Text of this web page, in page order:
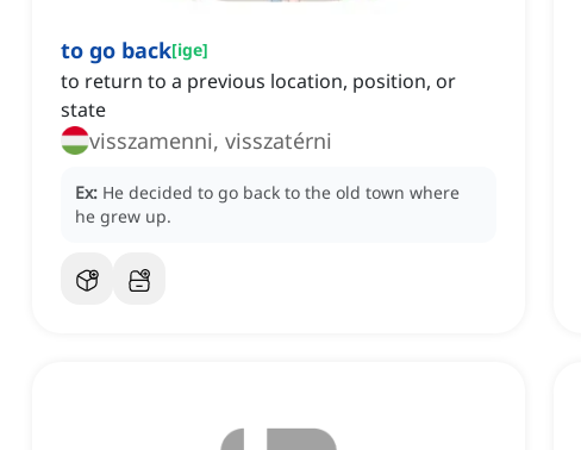
to go back[ige]
to return to a previous location, position, or
state
visszamenni, visszatérni
Ex: He decided to go back to the old town where
he grew up.